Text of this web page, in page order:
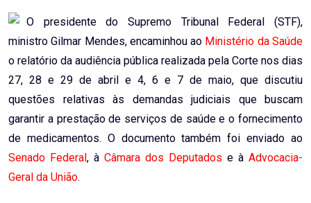
O presidente do Supremo Tribunal Federal (STF),
ministro Gilmar Mendes, encaminhou ao Ministério da Saúde
o relatório da audiência pública realizada pela Corte nos dias
27, 28 e 29 de abril e 4, 6 e 7 de maio, que discutiu
questões relativas às demandas judiciais que buscam
garantir a prestação de serviços de saúde e o fornecimento
de medicamentos. O documento também foi enviado ao
Senado Federal , à Câmara dos Deputados e à Advocacia-
Geral da União.